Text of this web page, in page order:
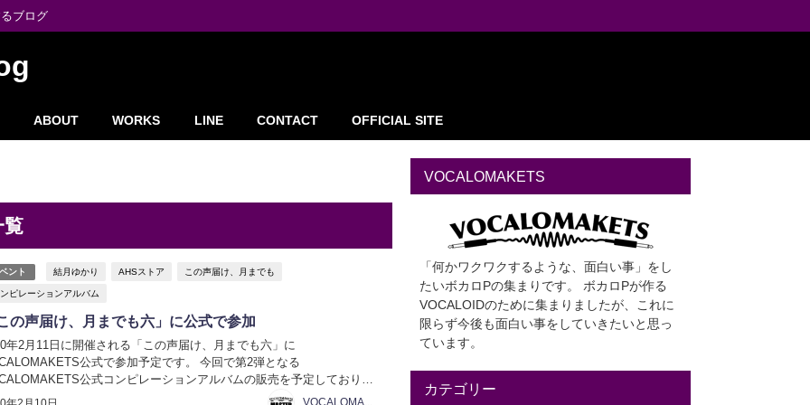
ブログ
ABOUT WORKS LINE CONTACT OFFICIAL SITE
覧
ント 結月ゆかり AHSストア この声届け、月までも
ピレーションアルバム
の声届け、月までも六」に公式で参加
年2月11日に開催される「この声届け、月までも六」に
公式で参加予定です。 今回で第2弾となる
公式コンピレーションアルバムの販売を予定しておりま
星月の詩 II - ホシツキノウタ - 11名のボカロPが奏でる、 結月ゆかり・
VOCALOMAKETS
「何かワクワクするような、面白い事」をし
たいボカロPの集まりです。 ボカロPが作る
VOCALOIDのために集まりましたが、これに
限らず今後も面白い事をしていきたいと思っ
ています。
カテゴリー